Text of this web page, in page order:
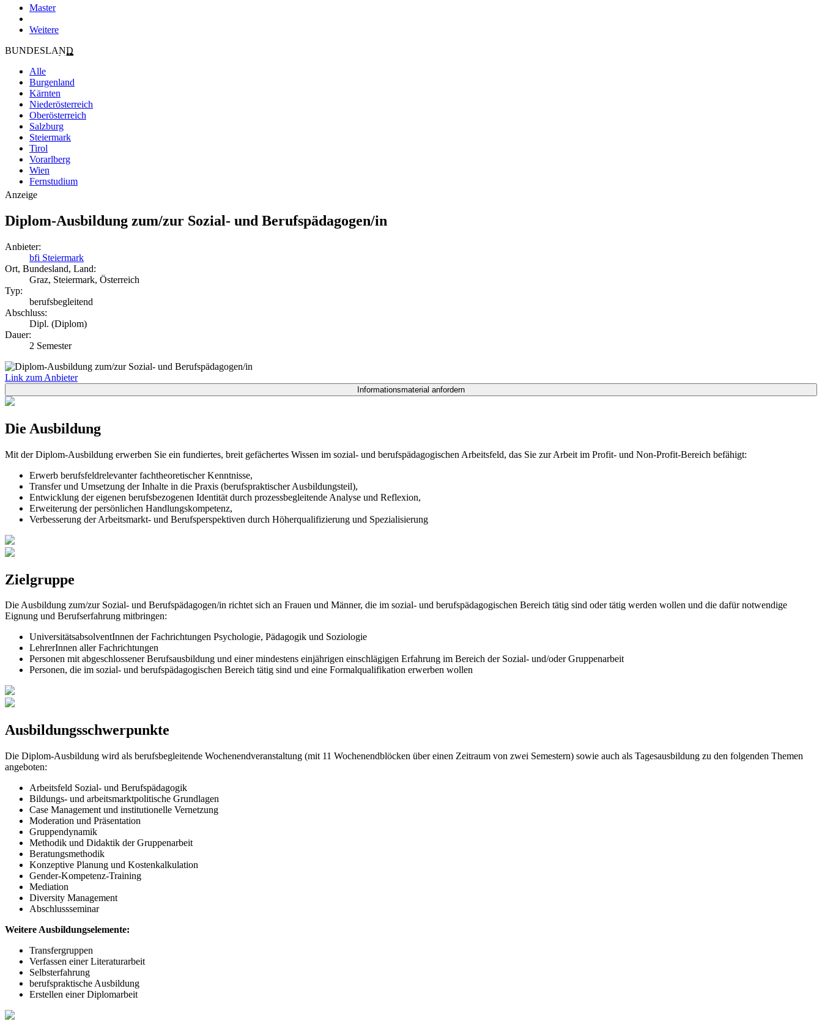
Master
Weitere
BUNDESLAND
Alle
Burgenland
Kärnten
Niederösterreich
Oberösterreich
Salzburg
Steiermark
Tirol
Vorarlberg
Wien
Fernstudium
Anzeige
Diplom-Ausbildung zum/zur Sozial- und Berufspädagogen/in
Anbieter:
bfi Steiermark
Ort, Bundesland, Land:
Graz, Steiermark, Österreich
Typ:
berufsbegleitend
Abschluss:
Dipl. (Diplom)
Dauer:
2 Semester
Link zum Anbieter
Die Ausbildung
Mit der Diplom-Ausbildung erwerben Sie ein fundiertes, breit gefächertes Wissen im sozial- und berufspädagogischen Arbeitsfeld, das Sie zur Arbeit im Profit- und Non-Profit-Bereich befähigt:
Erwerb berufsfeldrelevanter fachtheoretischer Kenntnisse,
Transfer und Umsetzung der Inhalte in die Praxis (berufspraktischer Ausbildungsteil),
Entwicklung der eigenen berufsbezogenen Identität durch prozessbegleitende Analyse und Reflexion,
Erweiterung der persönlichen Handlungskompetenz,
Verbesserung der Arbeitsmarkt- und Berufsperspektiven durch Höherqualifizierung und Spezialisierung
Zielgruppe
Die Ausbildung zum/zur Sozial- und Berufspädagogen/in richtet sich an Frauen und Männer, die im sozial- und berufspädagogischen Bereich tätig sind oder tätig werden wollen und die dafür notwendige
Eignung und Berufserfahrung mitbringen:
UniversitätsabsolventInnen der Fachrichtungen Psychologie, Pädagogik und Soziologie
LehrerInnen aller Fachrichtungen
Personen mit abgeschlossener Berufsausbildung und einer mindestens einjährigen einschlägigen Erfahrung im Bereich der Sozial- und/oder Gruppenarbeit
Personen, die im sozial- und berufspädagogischen Bereich tätig sind und eine Formalqualifikation erwerben wollen
Ausbildungsschwerpunkte
Die Diplom-Ausbildung wird als berufsbegleitende Wochenendveranstaltung (mit 11 Wochenendblöcken über einen Zeitraum von zwei Semestern) sowie auch als Tagesausbildung zu den folgenden Themen
angeboten:
Arbeitsfeld Sozial- und Berufspädagogik
Bildungs- und arbeitsmarktpolitische Grundlagen
Case Management und institutionelle Vernetzung
Moderation und Präsentation
Gruppendynamik
Methodik und Didaktik der Gruppenarbeit
Beratungsmethodik
Konzeptive Planung und Kostenkalkulation
Gender-Kompetenz-Training
Mediation
Diversity Management
Abschlussseminar
Weitere Ausbildungselemente:
Transfergruppen
Verfassen einer Literaturarbeit
Selbsterfahrung
berufspraktische Ausbildung
Erstellen einer Diplomarbeit